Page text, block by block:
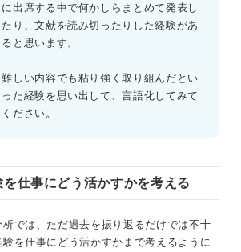
に出席する中で何かしらまとめて発表し
たり、文献を読み切ったりした経験があ
ると思います。
難しい内容でも粘り強く取り組んだとい
った経験を思い出して、言語化してみて
ください。
仕事にどう活かすかを考える
では、ただ過去を振り返るだけでは不十
を仕事にどう活かすかまで考えるように